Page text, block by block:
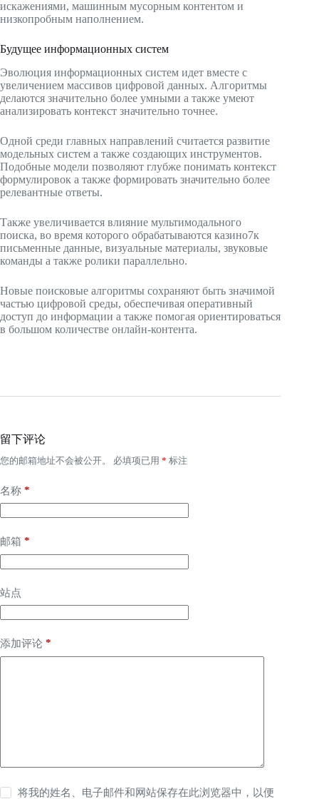
искажениями, машинным мусорным контентом и
низкопробным наполнением.
Будущее информационных систем
Эволюция информационных систем идет вместе с
увеличением массивов цифровой данных. Алгоритмы
делаются значительно более умными а также умеют
анализировать контекст значительно точнее.
Одной среди главных направлений считается развитие
модельных систем а также создающих инструментов.
Подобные модели позволяют глубже понимать контекст
формулировок а также формировать значительно более
релевантные ответы.
Также увеличивается влияние мультимодального
поиска, во время которого обрабатываются казино7к
письменные данные, визуальные материалы, звуковые
команды а также ролики параллельно.
Новые поисковые алгоритмы сохраняют быть значимой
частью цифровой среды, обеспечивая оперативный
доступ до информации а также помогая ориентироваться
в большом количестве онлайн-контента.
留下评论
您的邮箱地址不会被公开。 必填项已用 * 标注
名称 *
邮箱 *
站点
添加评论 *
将我的姓名、电子邮件和网站保存在此浏览器中，以便